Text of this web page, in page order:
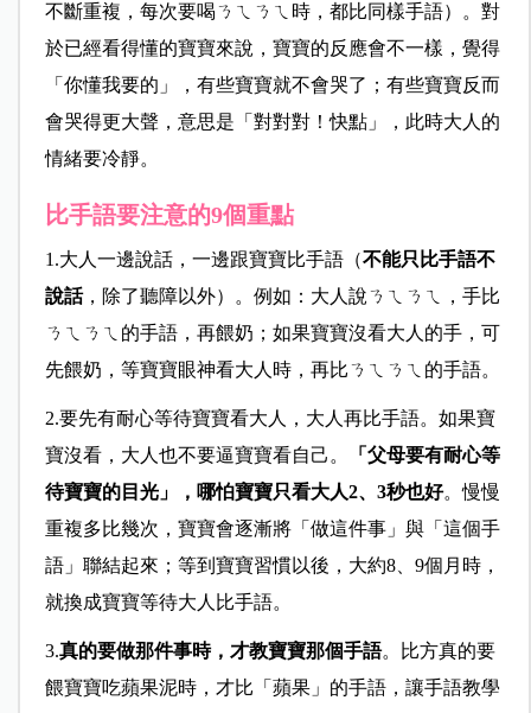
不斷重複，每次要喝ㄋㄟㄋㄟ時，都比同樣手語）。對
於已經看得懂的寶寶來說，寶寶的反應會不一樣，覺得
「你懂我要的」，有些寶寶就不會哭了；有些寶寶反而
會哭得更大聲，意思是「對對對！快點」，此時大人的
情緒要冷靜。
比手語要注意的9個重點
1.大人一邊說話，一邊跟寶寶比手語（不能只比手語不
說話，除了聽障以外）。例如：大人說ㄋㄟㄋㄟ，手比
ㄋㄟㄋㄟ的手語，再餵奶；如果寶寶沒看大人的手，可
先餵奶，等寶寶眼神看大人時，再比ㄋㄟㄋㄟ的手語。
2.要先有耐心等待寶寶看大人，大人再比手語。如果寶
寶沒看，大人也不要逼寶寶看自己。
「父母要有耐心等
待寶寶的目光」，哪怕寶寶只看大人2、3秒也好。慢慢
重複多比幾次，寶寶會逐漸將「做這件事」與「這個手
語」聯結起來；等到寶寶習慣以後，大約8、9個月時，
就換成寶寶等待大人比手語。
3.真的要做那件事時，才教寶寶那個手語。比方真的要
餵寶寶吃蘋果泥時，才比「蘋果」的手語，讓手語教學